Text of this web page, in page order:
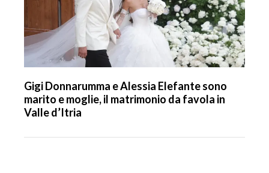
Gigi Donnarumma e Alessia Elefante sono
marito e moglie, il matrimonio da favola in
Valle d’Itria